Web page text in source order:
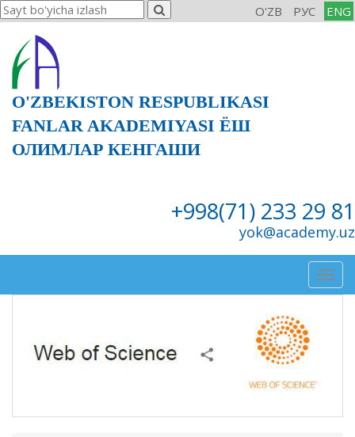
O'ZB РУС ENG
O'ZBEKISTON RESPUBLIKASI
FANLAR AKADEMIYASI ЁШ
ОЛИМЛАР КЕНГАШИ
+998(71) 233 29 81
yok@academy.uz